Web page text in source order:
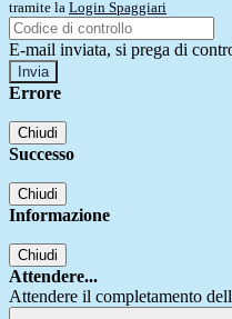
tramite la Login Spaggiari
E-mail inviata, si prega di
Errore
Chiudi
Successo
Chiudi
Informazione
Chiudi
Attendere...
Attendere il completamento